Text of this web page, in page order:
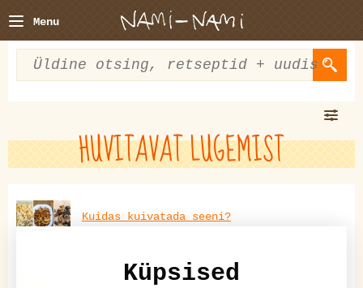
Menu
HUVITAVAT LUGEMIST
Kuidas kuivatada seeni?
Küpsised